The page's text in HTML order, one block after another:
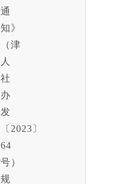
通
知》
（津
人
社
办
发
〔2023〕
64
号）
规